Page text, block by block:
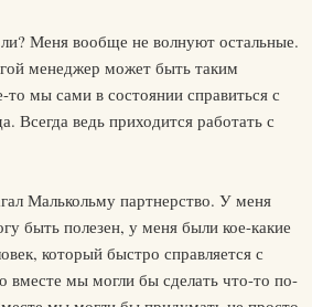
Меня вообще не волнуют остальные.
менеджер может быть таким
мы сами в состоянии справиться с
Всегда ведь приходится работать с
Малькольму партнерство. У меня
быть полезен, у меня были кое-какие
который быстро справляется с
вместе мы могли бы сделать что-то по-